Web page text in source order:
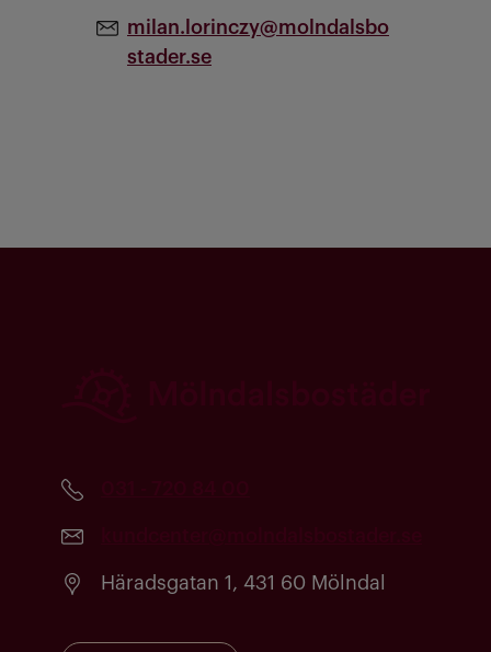
milan.lorinczy@molndalsbo
stader.se
Häradsgatan 1, 431 60 Mölndal